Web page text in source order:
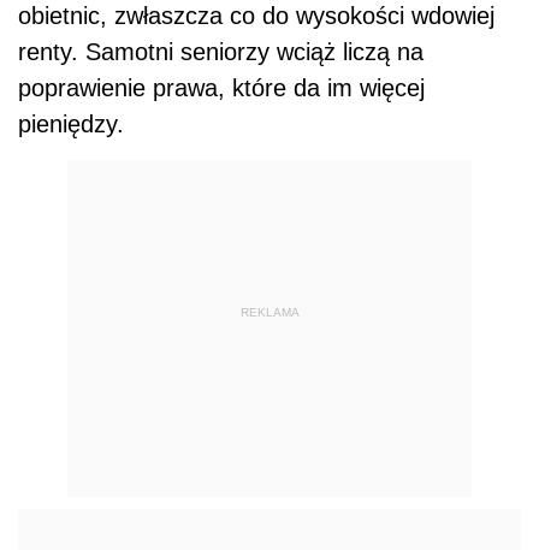
obietnic, zwłaszcza co do wysokości wdowiej
renty. Samotni seniorzy wciąż liczą na
poprawienie prawa, które da im więcej
pieniędzy.
REKLAMA